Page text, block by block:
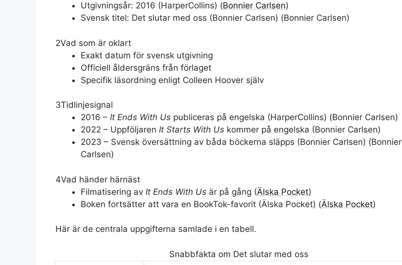
Utgivningsår: 2016 (HarperCollins) (Bonnier Carlsen)
Svensk titel: Det slutar med oss (Bonnier Carlsen) (Bonnier Carlsen)
2Vad som är oklart
Exakt datum för svensk utgivning
Officiell åldersgräns från förlaget
Specifik läsordning enligt Colleen Hoover själv
3Tidlinjesignal
2016 – It Ends With Us publiceras på engelska (HarperCollins) (Bonnier Carlsen)
2022 – Uppföljaren It Starts With Us kommer på engelska (Bonnier Carlsen)
2023 – Svensk översättning av båda böckerna släpps (Bonnier Carlsen) (Bonnier
Carlsen)
4Vad händer härnäst
Filmatisering av It Ends With Us är på gång (Älska Pocket)
Boken fortsätter att vara en BookTok-favorit (Älska Pocket) (Älska Pocket)
Här är de centrala uppgifterna samlade i en tabell.
Snabbfakta om Det slutar med oss